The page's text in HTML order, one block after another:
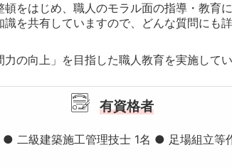
をはじめ、職人のモラル面の指導・教育
を共有していますので、どんな質問にも詳
の向上」を目指した職人教育を実施してい
有資格者
● 二級建築施工管理技士 1名 ● 足場組立等